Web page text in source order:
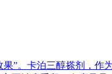
”。卡泊三醇搽剂，作